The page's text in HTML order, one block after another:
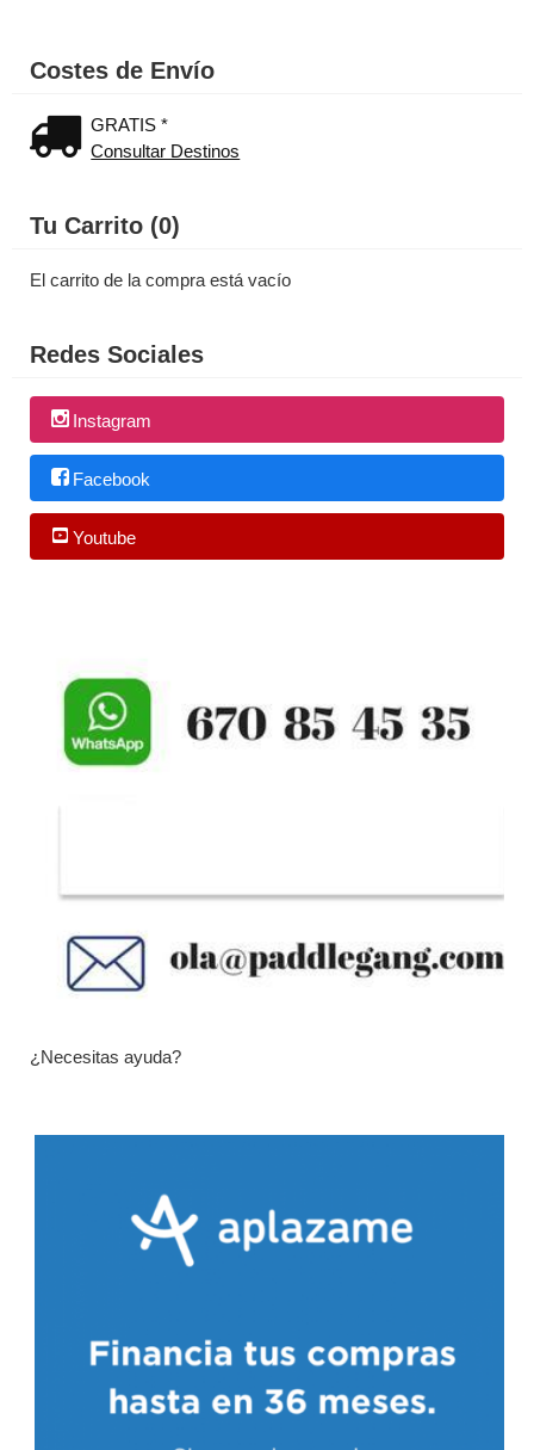
Costes de Envío
GRATIS *
Consultar Destinos
Tu Carrito (0)
El carrito de la compra está vacío
Redes Sociales
Instagram
Facebook
Youtube
¿Necesitas ayuda?